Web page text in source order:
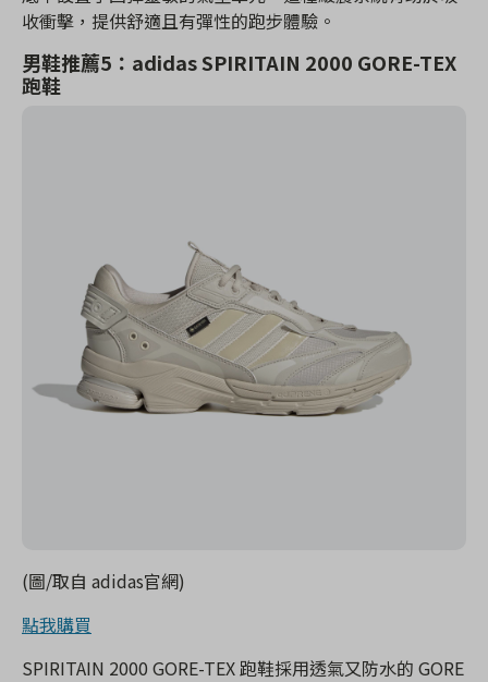
收衝擊，提供舒適且有彈性的跑步體驗。
男鞋推薦5：adidas SPIRITAIN 2000 GORE-TEX
跑鞋
(圖/取自 adidas官網)
點我購買
SPIRITAIN 2000 GORE-TEX 跑鞋採用透氣又防水的 GORE